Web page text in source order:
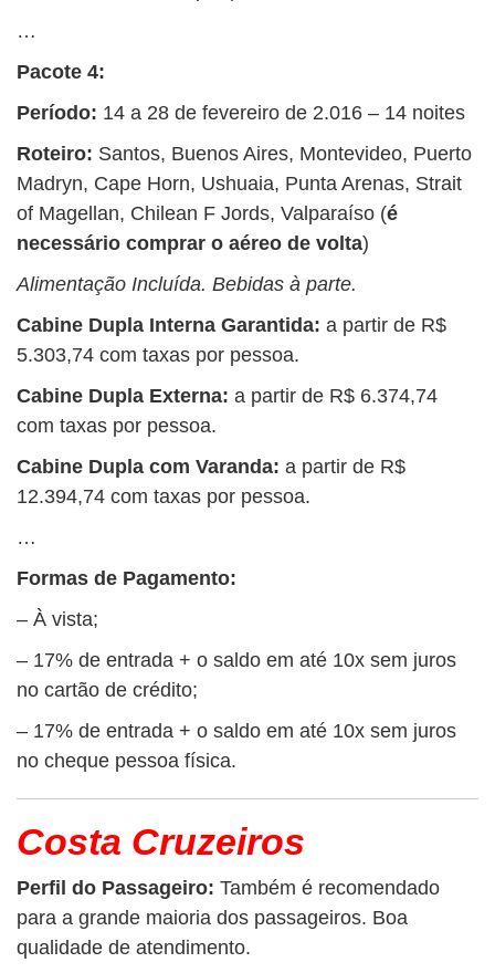
…
Pacote 4:
Período: 14 a 28 de fevereiro de 2.016 – 14 noites
Roteiro: Santos, Buenos Aires, Montevideo, Puerto
Madryn, Cape Horn, Ushuaia, Punta Arenas, Strait
of Magellan, Chilean F Jords, Valparaíso (é
necessário comprar o aéreo de volta)
Alimentação Incluída. Bebidas à parte.
Cabine Dupla Interna Garantida: a partir de R$
5.303,74 com taxas por pessoa.
Cabine Dupla Externa: a partir de R$ 6.374,74
com taxas por pessoa.
Cabine Dupla com Varanda: a partir de R$
12.394,74 com taxas por pessoa.
…
Formas de Pagamento:
– À vista;
– 17% de entrada + o saldo em até 10x sem juros
no cartão de crédito;
– 17% de entrada + o saldo em até 10x sem juros
no cheque pessoa física.
Costa Cruzeiros
Perfil do Passageiro: Também é recomendado
para a grande maioria dos passageiros. Boa
qualidade de atendimento.